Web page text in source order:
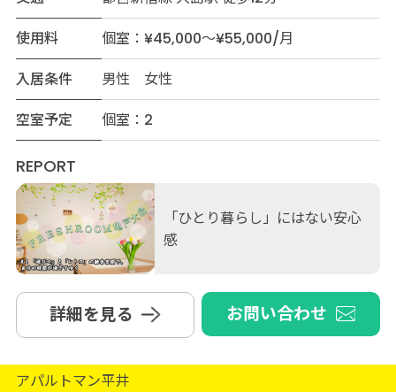
使用料
個室：¥45,000～¥55,000/月
入居条件
男性 女性
空室予定
個室：2
REPORT
「ひとり暮らし」にはない安心
感
詳細を見る お問い合わせ
アパルトマン平井